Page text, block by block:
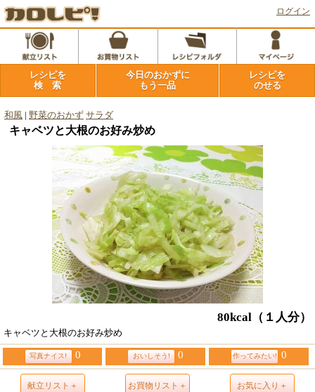
ログイン
レシピを
検 索
今日のおかずに
もう一品
レシピを
のせる
和風 野菜のおかず サラダ
キャベツと大根のお好み炒め
80kcal （１人分）
キャベツと大根のお好み炒め
写真ナイス! 0 おいしそう! 0 作ってみたい! 0
献立リスト＋ お買物リスト＋ お気に入り＋